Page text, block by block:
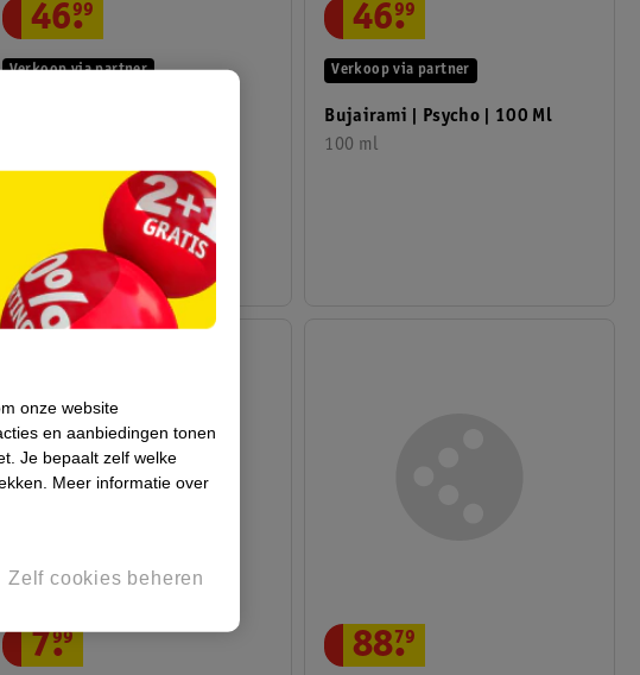
Verkoop via partner
46.
99
Bujairami | Psycho | 100 Ml
100 ml
Verkoop via partner
46.
99
7.
99 88.
79
onze website
en aanbiedingen tonen
Je bepaalt zelf welke
Meer informatie over
Zelf cookies beheren